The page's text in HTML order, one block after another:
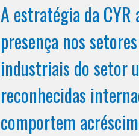
A estratégia da CYR
presença nos
industriais do setor
reconhecidas
comportem